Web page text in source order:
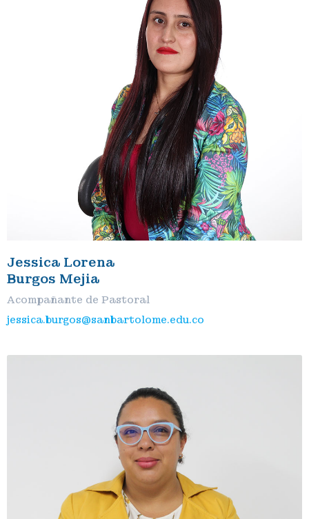
Jessica Lorena
Burgos Mejia
Acompañante de Pastoral
jessica.burgos@sanbartolome.edu.co